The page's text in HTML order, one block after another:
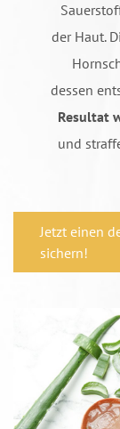
der Haut.
dessen
Resultat
und
Jetzt einen
sichern!